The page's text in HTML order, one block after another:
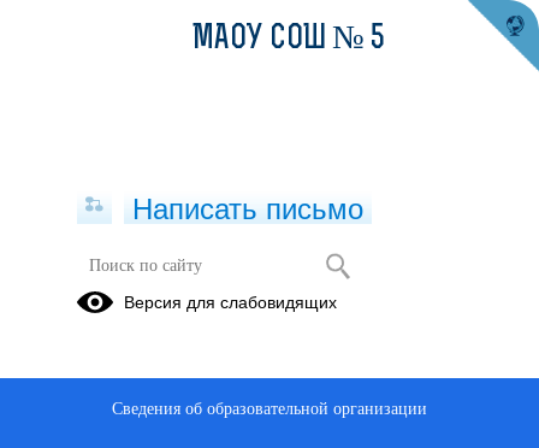
Обращение к родителям
Ccылка на видео
МАОУ СОШ № 5
Написать письмо
Версия для слабовидящих
Сведения об образовательной организации